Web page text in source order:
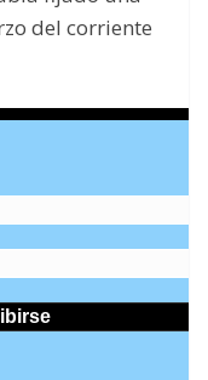
del corriente